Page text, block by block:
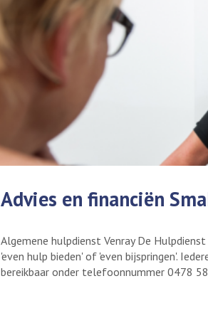
Advies en financiën
Algemene hulpdienst Venray De
'even hulp bieden' of 'even bijspringen'.
bereikbaar onder telefoonnummer 0478